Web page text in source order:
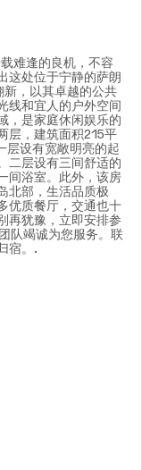
难逢的良机，不容
处位于宁静的萨朗
，以其卓越的公共
线和宜人的户外空间
，是家庭休闲娱乐的
层，建筑面积215平
层设有宽敞明亮的起
二层设有三间舒适的
间浴室。此外，该房
北部，生活品质极
优质餐厅，交通也十
再犹豫，立即安排参
队竭诚为您服务。联
宿。.